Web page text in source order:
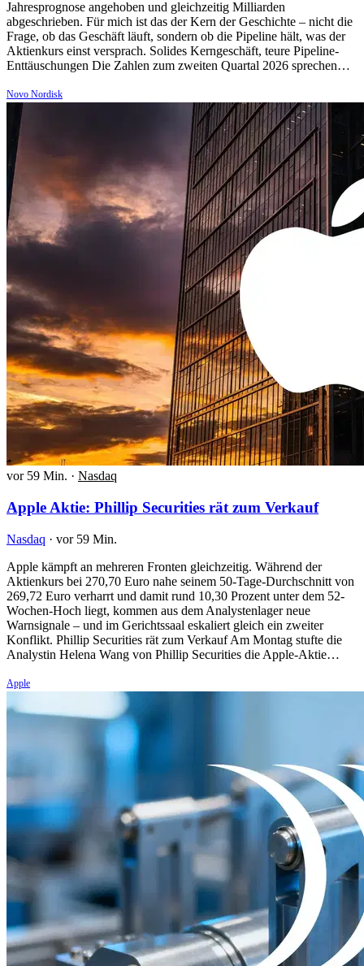
Jahresprognose angehoben und gleichzeitig Milliarden
abgeschrieben. Für mich ist das der Kern der Geschichte – nicht die
Frage, ob das Geschäft läuft, sondern ob die Pipeline hält, was der
Aktienkurs einst versprach. Solides Kerngeschäft, teure Pipeline-
Enttäuschungen Die Zahlen zum zweiten Quartal 2026 sprechen…
Novo Nordisk
vor 59 Min. · Nasdaq
Apple Aktie: Phillip Securities rät zum Verkauf
Nasdaq · vor 59 Min.
Apple kämpft an mehreren Fronten gleichzeitig. Während der
Aktienkurs bei 270,70 Euro nahe seinem 50-Tage-Durchschnitt von
269,72 Euro verharrt und damit rund 10,30 Prozent unter dem 52-
Wochen-Hoch liegt, kommen aus dem Analystenlager neue
Warnsignale – und im Gerichtssaal eskaliert gleich ein zweiter
Konflikt. Phillip Securities rät zum Verkauf Am Montag stufte die
Analystin Helena Wang von Phillip Securities die Apple-Aktie…
Apple